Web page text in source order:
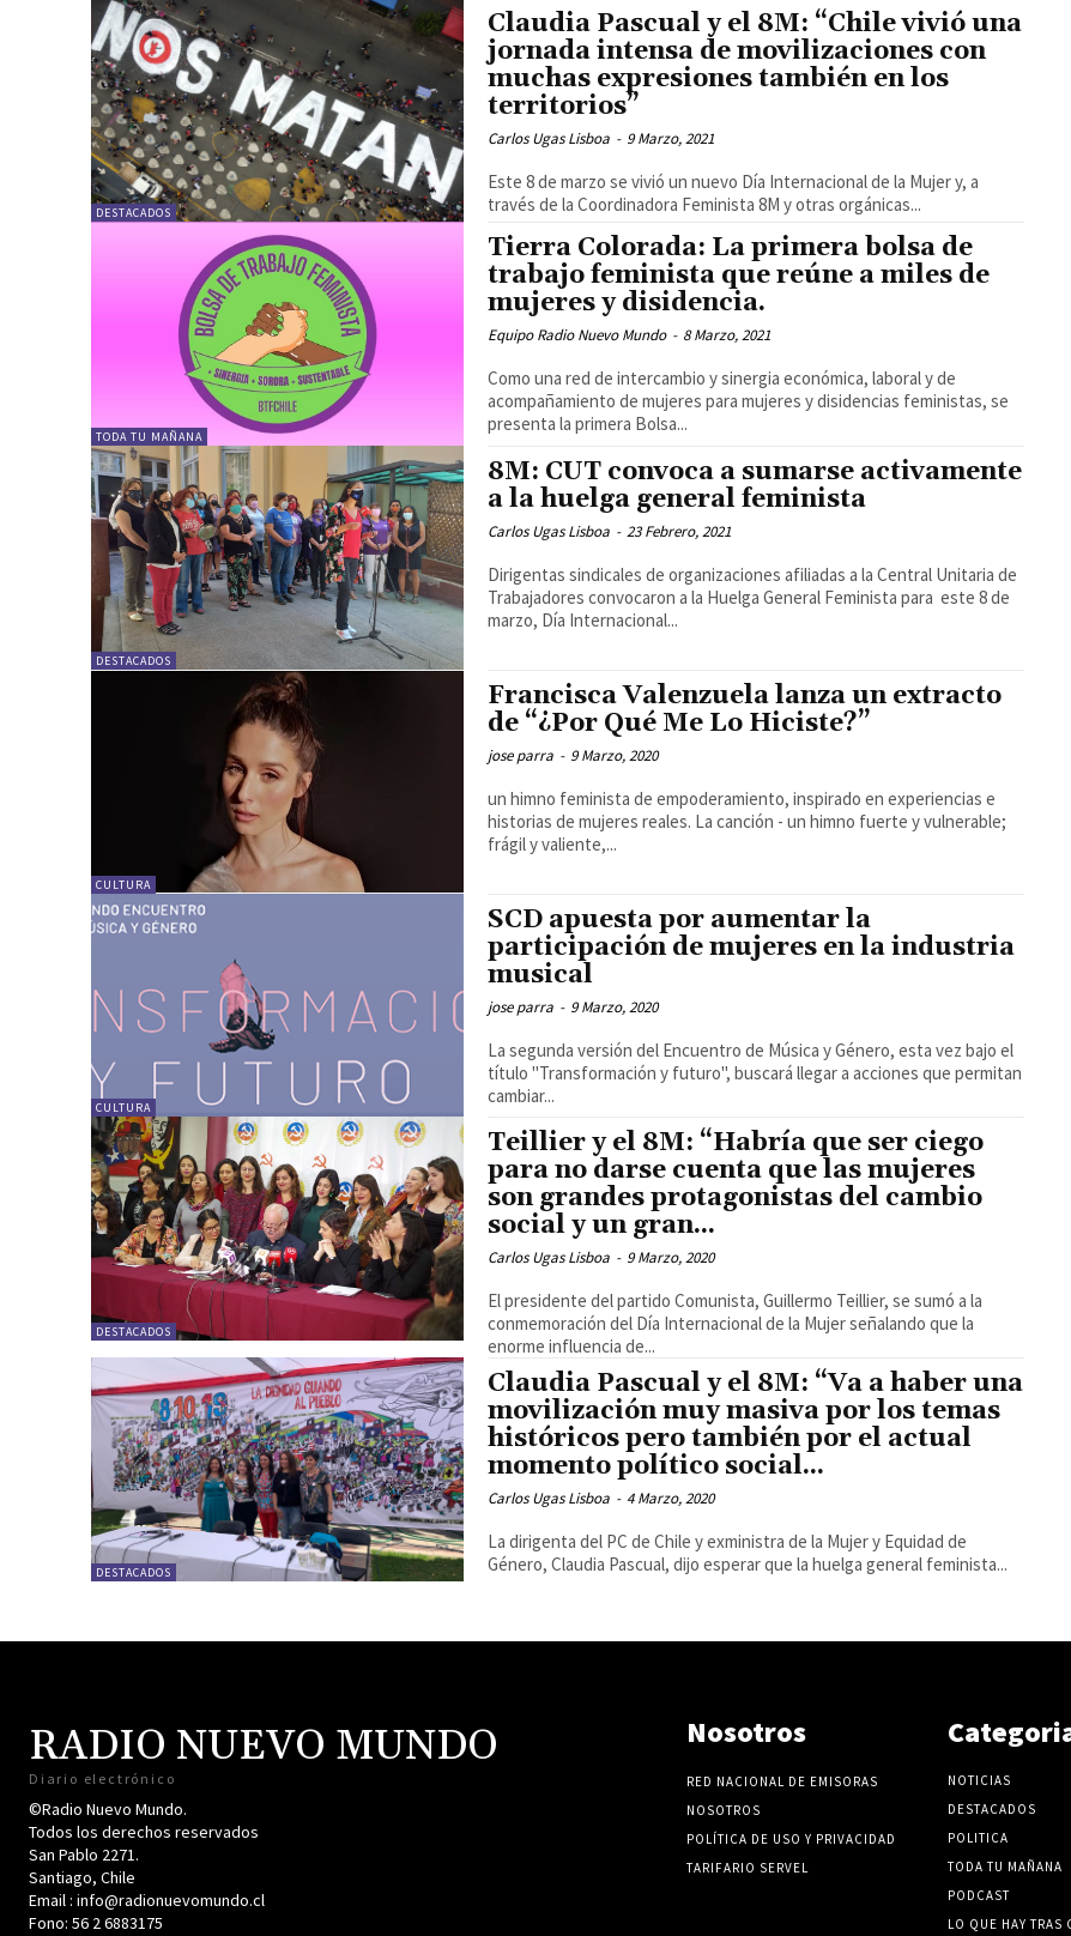
DESTACADOS
Claudia Pascual y el 8M: “Chile vivió una
jornada intensa de movilizaciones con
muchas expresiones también en los
territorios”
Carlos Ugas Lisboa - 9 Marzo, 2021
Este 8 de marzo se vivió un nuevo Día Internacional de la Mujer y, a
través de la Coordinadora Feminista 8M y otras orgánicas...
TODA TU MAÑANA
Tierra Colorada: La primera bolsa de
trabajo feminista que reúne a miles de
mujeres y disidencia.
Equipo Radio Nuevo Mundo - 8 Marzo, 2021
Como una red de intercambio y sinergia económica, laboral y de
acompañamiento de mujeres para mujeres y disidencias feministas, se
presenta la primera Bolsa...
DESTACADOS
8M: CUT convoca a sumarse activamente
a la huelga general feminista
Carlos Ugas Lisboa - 23 Febrero, 2021
Dirigentas sindicales de organizaciones afiliadas a la Central Unitaria de
Trabajadores convocaron a la Huelga General Feminista para este 8 de
marzo, Día Internacional...
CULTURA
Francisca Valenzuela lanza un extracto
de “¿Por Qué Me Lo Hiciste?”
jose parra - 9 Marzo, 2020
un himno feminista de empoderamiento, inspirado en experiencias e
historias de mujeres reales. La canción - un himno fuerte y vulnerable;
frágil y valiente,...
CULTURA
SCD apuesta por aumentar la
participación de mujeres en la industria
musical
jose parra - 9 Marzo, 2020
La segunda versión del Encuentro de Música y Género, esta vez bajo el
título "Transformación y futuro", buscará llegar a acciones que permitan
cambiar...
DESTACADOS
Teillier y el 8M: “Habría que ser ciego
para no darse cuenta que las mujeres
son grandes protagonistas del cambio
social y un gran...
Carlos Ugas Lisboa - 9 Marzo, 2020
El presidente del partido Comunista, Guillermo Teillier, se sumó a la
conmemoración del Día Internacional de la Mujer señalando que la
enorme influencia de...
DESTACADOS
Claudia Pascual y el 8M: “Va a haber una
movilización muy masiva por los temas
históricos pero también por el actual
momento político social...
Carlos Ugas Lisboa - 4 Marzo, 2020
La dirigenta del PC de Chile y exministra de la Mujer y Equidad de
Género, Claudia Pascual, dijo esperar que la huelga general feminista...
RADIO NUEVO MUNDO
Diario electrónico
©Radio Nuevo Mundo.
Todos los derechos reservados
San Pablo 2271.
Santiago, Chile
Email : info@radionuevomundo.cl
Fono: 56 2 6883175
Nosotros
RED NACIONAL DE EMISORAS
NOSOTROS
POLÍTICA DE USO Y PRIVACIDAD
TARIFARIO SERVEL
NOTICIAS
DESTACADOS
POLITICA
TODA TU MAÑANA
PODCAST
LO QUE HAY TRAS